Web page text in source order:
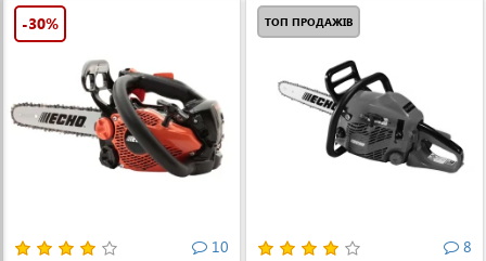
-30%
10
ТОП ПРОДАЖІВ
8